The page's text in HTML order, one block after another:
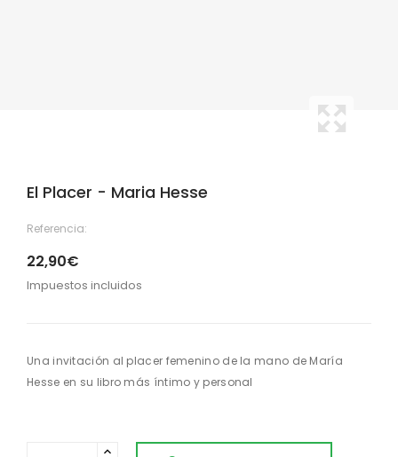
El Placer - Maria Hesse
Referencia:
22,90€
Impuestos incluidos
Una invitación al placer femenino de la mano de María
Hesse en su libro más íntimo y personal